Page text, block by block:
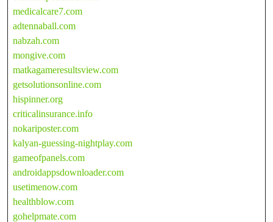
medicalcare7.com
adtennaball.com
nabzah.com
mongive.com
matkagameresultsview.com
getsolutionsonline.com
hispinner.org
criticalinsurance.info
nokariposter.com
kalyan-guessing-nightplay.com
gameofpanels.com
androidappsdownloader.com
usetimenow.com
healthblow.com
gohelpmate.com